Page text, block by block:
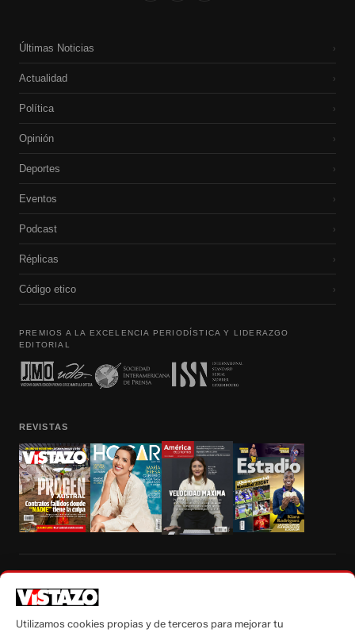
Últimas Noticias ›
Actualidad ›
Política ›
Opinión ›
Deportes ›
Eventos ›
Podcast ›
Réplicas ›
Código etico ›
PREMIOS A LA EXCELENCIA PERIODÍSTICA Y LIDERAZGO
EDITORIAL
REVISTAS
autorización escrita de su titular, de todos los contenidos de Vistazo.com.
Utilizamos cookies propias y de terceros para mejorar tu